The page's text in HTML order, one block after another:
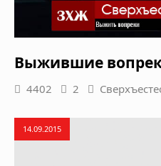
Выжившие
4402 2
14.09.2015